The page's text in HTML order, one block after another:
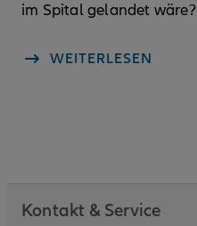
im Spital gelandet wäre?
WEITERLESEN
Kontakt & Service